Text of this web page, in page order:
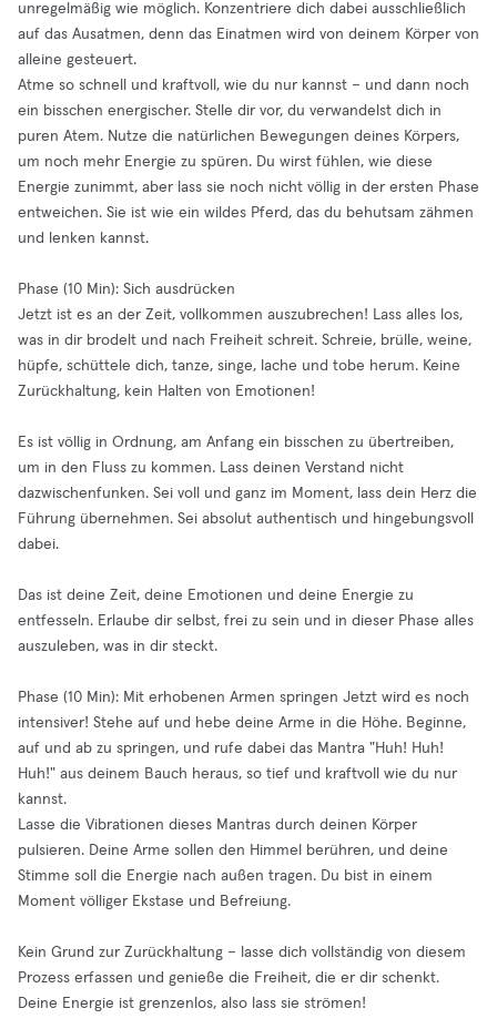
unregelmäßig wie möglich. Konzentriere dich dabei ausschließlich
auf das Ausatmen, denn das Einatmen wird von deinem Körper von
alleine gesteuert.
Atme so schnell und kraftvoll, wie du nur kannst – und dann noch
ein bisschen energischer. Stelle dir vor, du verwandelst dich in
puren Atem. Nutze die natürlichen Bewegungen deines Körpers,
um noch mehr Energie zu spüren. Du wirst fühlen, wie diese
Energie zunimmt, aber lass sie noch nicht völlig in der ersten Phase
entweichen. Sie ist wie ein wildes Pferd, das du behutsam zähmen
und lenken kannst.
Phase (10 Min): Sich ausdrücken
Jetzt ist es an der Zeit, vollkommen auszubrechen! Lass alles los,
was in dir brodelt und nach Freiheit schreit. Schreie, brülle, weine,
hüpfe, schüttele dich, tanze, singe, lache und tobe herum. Keine
Zurückhaltung, kein Halten von Emotionen!
Es ist völlig in Ordnung, am Anfang ein bisschen zu übertreiben,
um in den Fluss zu kommen. Lass deinen Verstand nicht
dazwischenfunken. Sei voll und ganz im Moment, lass dein Herz die
Führung übernehmen. Sei absolut authentisch und hingebungsvoll
dabei.
Das ist deine Zeit, deine Emotionen und deine Energie zu
entfesseln. Erlaube dir selbst, frei zu sein und in dieser Phase alles
auszuleben, was in dir steckt.
Phase (10 Min): Mit erhobenen Armen springen Jetzt wird es noch
intensiver! Stehe auf und hebe deine Arme in die Höhe. Beginne,
auf und ab zu springen, und rufe dabei das Mantra "Huh! Huh!
Huh!" aus deinem Bauch heraus, so tief und kraftvoll wie du nur
kannst.
Lasse die Vibrationen dieses Mantras durch deinen Körper
pulsieren. Deine Arme sollen den Himmel berühren, und deine
Stimme soll die Energie nach außen tragen. Du bist in einem
Moment völliger Ekstase und Befreiung.
Kein Grund zur Zurückhaltung – lasse dich vollständig von diesem
Prozess erfassen und genieße die Freiheit, die er dir schenkt.
Deine Energie ist grenzenlos, also lass sie strömen!